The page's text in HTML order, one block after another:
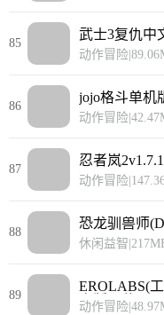
85
武士3复仇中
动作冒险
86
jojo格斗单机
动作冒险
87
忍者岚2v1.7.1
动作冒险
88
恐龙驯兽师
休闲益智
89
EROLABS(
卓版下载
动作冒险